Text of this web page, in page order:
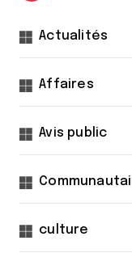
Actualités
Affaires
Avis public
culture